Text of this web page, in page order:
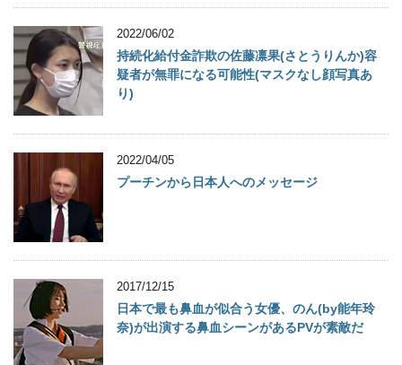
2022/06/02
持続化給付金詐欺の佐藤凛果(さとうりんか)容
疑者が無罪になる可能性(マスクなし顔写真あ
り)
2022/04/05
プーチンから日本人へのメッセージ
2017/12/15
日本で最も鼻血が似合う女優、のん(by能年玲
奈)が出演する鼻血シーンがあるPVが素敵だ